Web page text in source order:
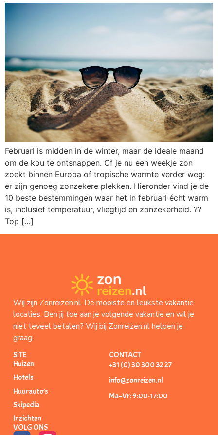
Februari is midden in de winter, maar de ideale maand
om de kou te ontsnappen. Of je nu een weekje zon
zoekt binnen Europa of tropische warmte verder weg:
er zijn genoeg zonzekere plekken. Hieronder vind je de
10 beste bestemmingen waar het in februari écht warm
is, inclusief temperatuur, vliegtijd en zonzekerheid. ??
Top […]
Wij zijn Zonreizen.nl. De mooiste en leukste vakantie
locaties. Ben jij toe aan je volgende vakantie en wil je
niet teveel betalen? Wij bij Zonreizen.nl helpen je
graag.
SITE
Huizen
Hotels
Huurauto’s
Skipedia
Inzichten
CONTACT
+31 (0) 30 300 32 27
info@zonreizen.nl
Ma–Vr: 9:00-17:00
VOLG ONS